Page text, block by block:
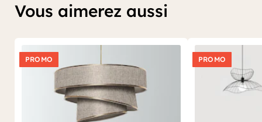
Vous aimerez aussi
PROMO PROMO